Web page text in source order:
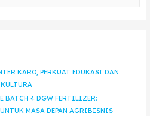
KARO, PERKUAT EDUKASI DAN
BATCH 4 DGW FERTILIZER:
MASA DEPAN AGRIBISNIS